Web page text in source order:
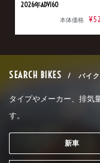
2026年ADV160
本体価格
SEARCH BIKES / バイク
タイプやメーカー、排気
す。
新車